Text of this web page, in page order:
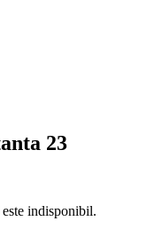
23
indisponibil.